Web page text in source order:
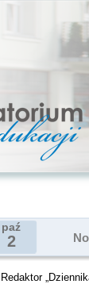
paź
2
Redaktor